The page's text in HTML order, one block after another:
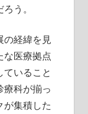
う。
の経緯を見
な医療拠点
いること
療科が揃っ
が集積した